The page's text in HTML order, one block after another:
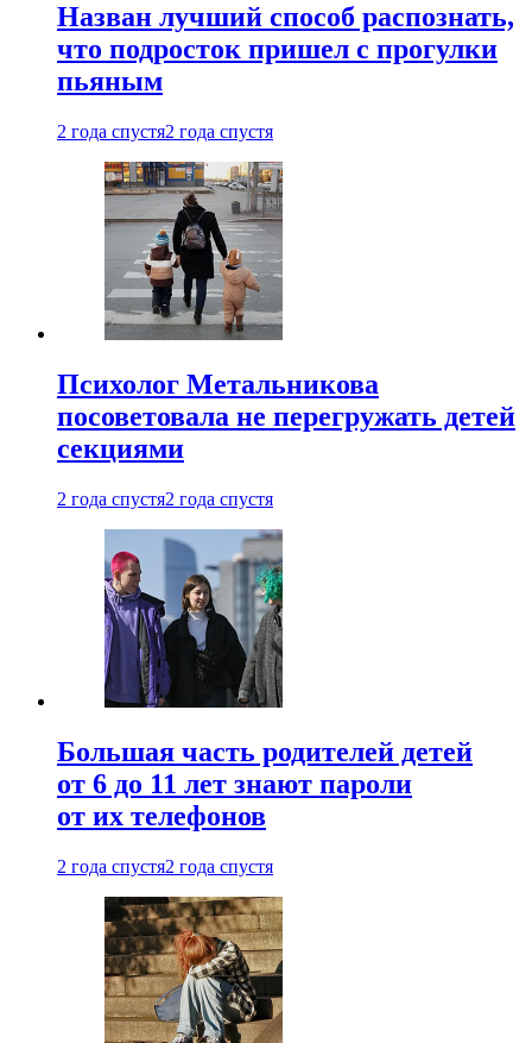
Назван лучший способ распознать,
что подросток пришел с прогулки
пьяным
2 года спустя2 года спустя
Психолог Метальникова
посоветовала не перегружать детей
секциями
2 года спустя2 года спустя
Большая часть родителей детей
от 6 до 11 лет знают пароли
от их телефонов
2 года спустя2 года спустя